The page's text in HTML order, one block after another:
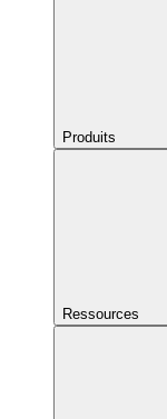
Produits
Ressources